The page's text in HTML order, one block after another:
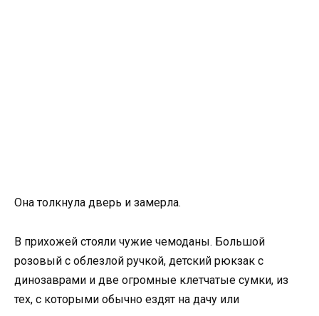
Она толкнула дверь и замерла.
В прихожей стояли чужие чемоданы. Большой
розовый с облезлой ручкой, детский рюкзак с
динозаврами и две огромные клетчатые сумки, из
тех, с которыми обычно ездят на дачу или